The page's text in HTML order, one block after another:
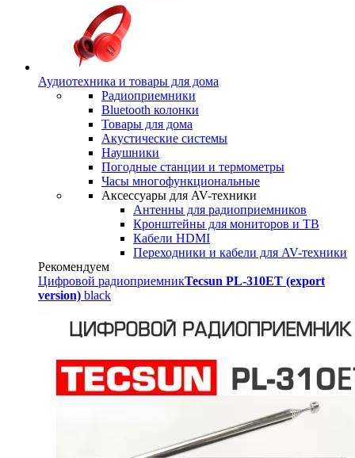
Аудиотехника и товары для дома
Радиоприемники
Bluetooth колонки
Товары для дома
Акустические системы
Наушники
Погодные станции и термометры
Часы многофункциональные
Аксессуары для AV-техники
Антенны для радиоприемников
Кронштейны для мониторов и ТВ
Кабели HDMI
Переходники и кабели для AV-техники
Рекомендуем
Цифровой радиоприемникTecsun PL-310ET (export
version) black